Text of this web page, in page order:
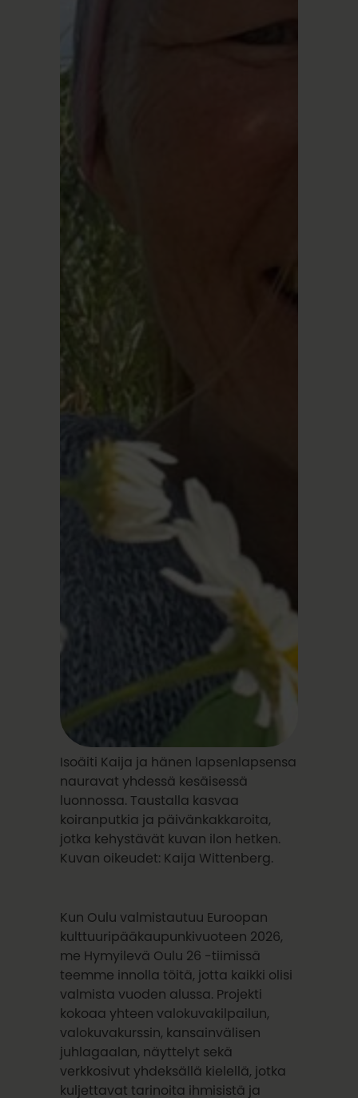
Isoäiti Kaija ja hänen lapsenlapsensa
nauravat yhdessä kesäisessä
luonnossa. Taustalla kasvaa
koiranputkia ja päivänkakkaroita,
jotka kehystävät kuvan ilon hetken.
Kuvan oikeudet: Kaija Wittenberg.
Kun Oulu valmistautuu Euroopan
kulttuuripääkaupunkivuoteen 2026,
me Hymyilevä Oulu 26 -tiimissä
teemme innolla töitä, jotta kaikki olisi
valmista vuoden alussa. Projekti
kokoaa yhteen valokuvakilpailun,
valokuvakurssin, kansainvälisen
juhlagaalan, näyttelyt sekä
verkkosivut yhdeksällä kielellä, jotka
kuljettavat tarinoita ihmisistä ja